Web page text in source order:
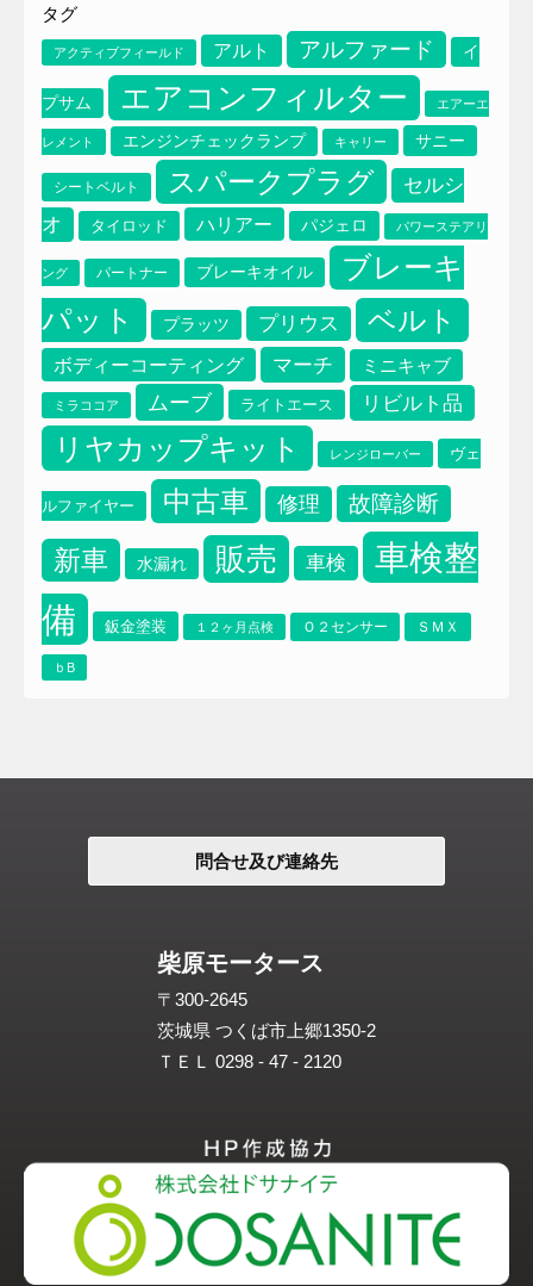
タグ
アクティブフィールド アルト アルファード イ
プサム エアコンフィルター エアーエ
レメント エンジンチェックランプ キャリー サニー
シートベルト スパークプラグ
セルシ
オ
タイロッド ハリアー パジェロ パワーステアリ
ング パートナー ブレーキオイル
ブレーキ
パット
プラッツ プリウス ベルト
ボディーコーティング マーチ ミニキャブ
ミラココア ムーブ ライトエース リビルト品
リヤカップキット レンジローバー ヴェ
ルファイヤー 中古車 修理 故障診断
新車 水漏れ 販売 車検
車検整
備
鈑金塗装 １２ヶ月点検 Ｏ２センサー ＳＭＸ
ｂB
問合せ及び連絡先
柴原モータース
〒300-2645
茨城県 つくば市上郷1350-2
ＴＥＬ 0298 - 47 - 2120